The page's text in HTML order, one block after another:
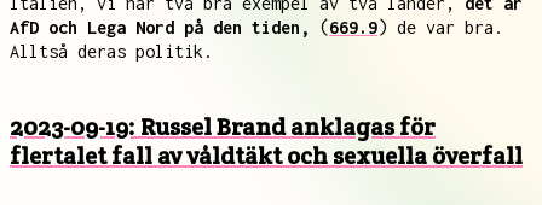
AfD och Lega Nord på den tiden,
(669.9) de var bra.
Alltså deras politik.
2023-09-19: Russel Brand anklagas för
flertalet fall av våldtäkt och sexuella överfall